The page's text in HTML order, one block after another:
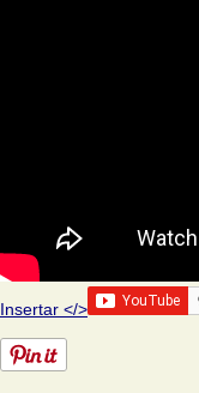
Insertar </>